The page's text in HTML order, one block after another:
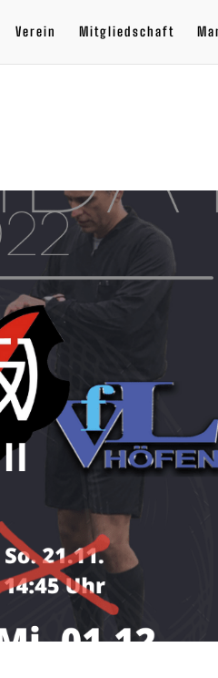
Verein Mitgliedschaft